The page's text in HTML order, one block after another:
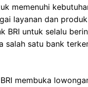
memenuhi
layanan dan
BRI untuk selalu
salah satu bank
membuka